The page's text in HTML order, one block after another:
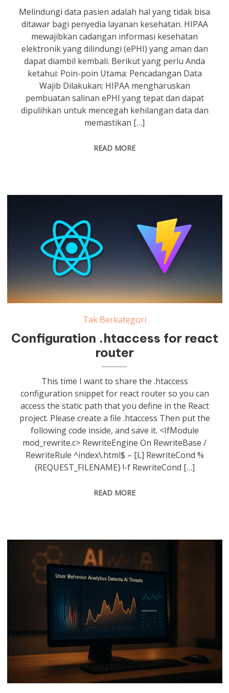
Melindungi data pasien adalah hal yang tidak bisa
ditawar bagi penyedia layanan kesehatan. HIPAA
mewajibkan cadangan informasi kesehatan
elektronik yang dilindungi (ePHI) yang aman dan
dapat diambil kembali. Berikut yang perlu Anda
ketahui: Poin-poin Utama: Pencadangan Data
Wajib Dilakukan: HIPAA mengharuskan
pembuatan salinan ePHI yang tepat dan dapat
dipulihkan untuk mencegah kehilangan data dan
memastikan […]
READ MORE
Tak Berkategori
Configuration .htaccess for react
router
This time I want to share the .htaccess
configuration snippet for react router so you can
access the static path that you define in the React
project. Please create a file .htaccess Then put the
following code inside, and save it. <IfModule
mod_rewrite.c> RewriteEngine On RewriteBase /
RewriteRule ^index\.html$ – [L] RewriteCond %
{REQUEST_FILENAME} !-f RewriteCond […]
READ MORE